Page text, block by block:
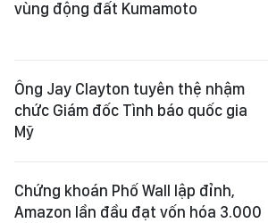
vùng động đất Kumamoto
Ông Jay Clayton tuyên thệ nhậm
chức Giám đốc Tình báo quốc gia
Mỹ
Chứng khoán Phố Wall lập đỉnh,
Amazon lần đầu đạt vốn hóa 3.000